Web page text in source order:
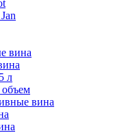
вина
л
вина